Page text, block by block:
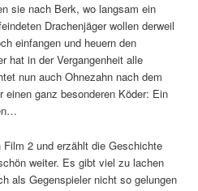
sie nach Berk, wo langsam ein
Drachenjäger wollen derweil
einfangen und heuern den
hat in der Vergangenheit alle
nun auch Ohnezahn nach dem
einen ganz besonderen Köder: Ein
2 und erzählt die Geschichte
weiter. Es gibt viel zu lachen
als Gegenspieler nicht so gelungen